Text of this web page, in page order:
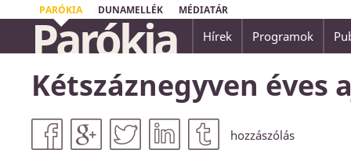
PARÓKIA DUNAMELLÉK MÉDIATÁR
...nincsen üdvösség senki másban, mert
embereknek az ég alatt másnév, amely által
Apostolok Cselekedetei 4,12
Parókia Hírek Programok
Kétszáznegyven éves
hozzászólás